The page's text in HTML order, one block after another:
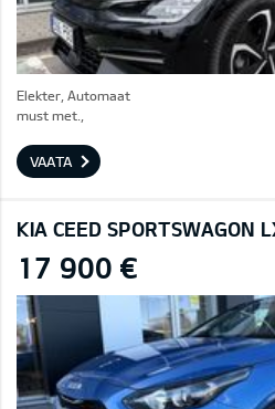
Elekter, Automaat
must met.,
VAATA
KIA CEED SPORTSWAGON
17 900 €